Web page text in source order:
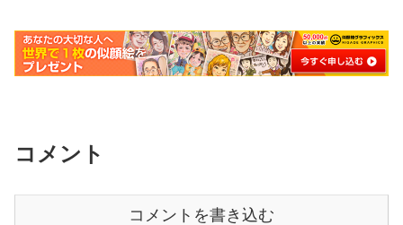
コメント
コメントを書き込む